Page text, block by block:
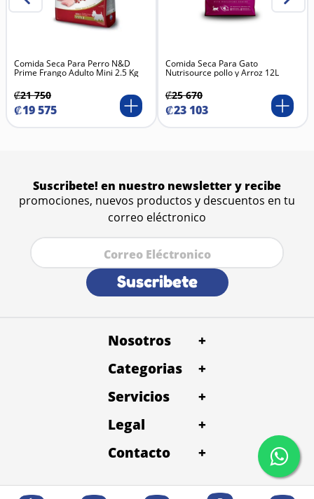
Comida Seca Para Perro N&D
Prime Frango Adulto Mini 2.5 Kg
₡21 750
₡19575
Comida Seca Para Gato
Nutrisource pollo y Arroz 12L
₡25 670
₡23103
Suscribete! en nuestro newsletter y recibe
promociones, nuevos productos y descuentos en tu
correo eléctronico
Suscribete
Nosotros
+
Categorias
+
Servicios
+
Legal
+
Contacto
+